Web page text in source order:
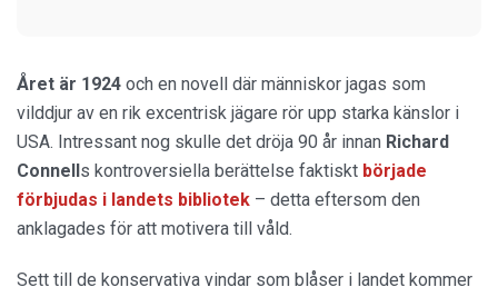
Året är 1924 och en novell där människor jagas som
vilddjur av en rik excentrisk jägare rör upp starka känslor i
USA. Intressant nog skulle det dröja 90 år innan Richard
Connells kontroversiella berättelse faktiskt började
förbjudas i landets bibliotek – detta eftersom den
anklagades för att motivera till våld.
Sett till de konservativa vindar som blåser i landet kommer